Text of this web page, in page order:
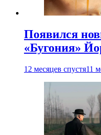
Появился
«Бугония»
12 месяцев спустя11